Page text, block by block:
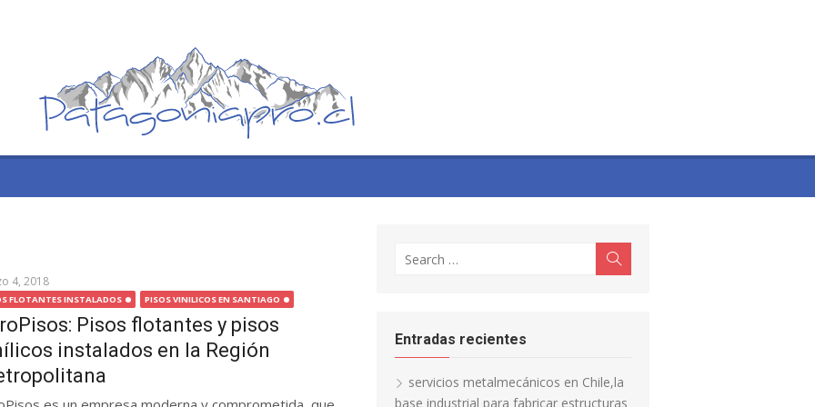
4, 2018
FLOTANTES INSTALADOS PISOS VINILICOS EN SANTIAGO
Pisos flotantes y pisos
instalados en la Región
for:
Entradas recientes
servicios metalmecánicos en Chile,la
base industrial para fabricar estructuras